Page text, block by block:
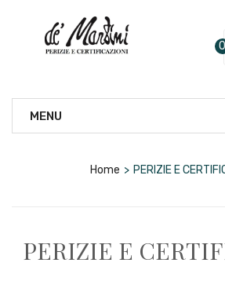
0
Home > PERIZIE E
PERIZIE E